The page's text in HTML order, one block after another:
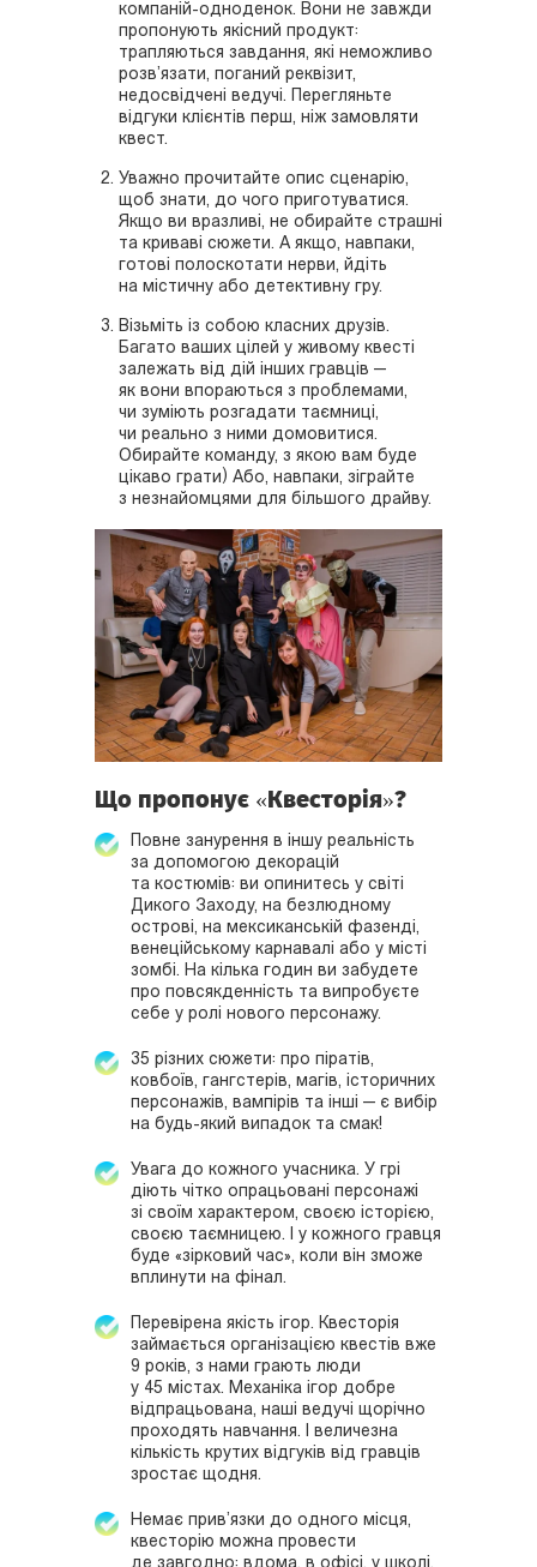
компаній-одноденок. Вони не завжди
пропонують якісний продукт:
трапляються завдання, які неможливо
розв’язати, поганий реквізит,
недосвідчені ведучі. Перегляньте
відгуки клієнтів перш, ніж замовляти
квест.
Уважно прочитайте опис сценарію,
щоб знати, до чого приготуватися.
Якщо ви вразливі, не обирайте страшні
та криваві сюжети. А якщо, навпаки,
готові полоскотати нерви, йдіть
на містичну або детективну гру.
Візьміть із собою класних друзів.
Багато ваших цілей у живому квесті
залежать від дій інших гравців —
як вони впораються з проблемами,
чи зуміють розгадати таємниці,
чи реально з ними домовитися.
Обирайте команду, з якою вам буде
цікаво грати) Або, навпаки, зіграйте
з незнайомцями для більшого драйву.
Що пропонує «Квесторія»?
Повне занурення в іншу реальність
за допомогою декорацій
та костюмів: ви опинитесь у світі
Дикого Заходу, на безлюдному
острові, на мексиканській фазенді,
венеційському карнавалі або у місті
зомбі. На кілька годин ви забудете
про повсякденність та випробуєте
себе у ролі нового персонажу.
35 різних сюжети: про піратів,
ковбоїв, гангстерів, магів, історичних
персонажів, вампірів та інші — є вибір
на будь-який випадок та смак!
Увага до кожного учасника. У грі
діють чітко опрацьовані персонажі
зі своїм характером, своєю історією,
своєю таємницею. І у кожного гравця
буде «зірковий час», коли він зможе
вплинути на фінал.
Перевірена якість ігор. Квесторія
займається організацією квестів вже
9 років, з нами грають люди
у 45 містах. Механіка ігор добре
відпрацьована, наші ведучі щорічно
проходять навчання. І величезна
кількість крутих відгуків від гравців
зростає щодня.
Немає прив’язки до одного місця,
квесторію можна провести